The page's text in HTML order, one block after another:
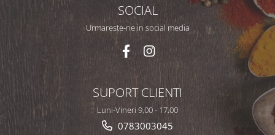
SOCIAL
Urmareste-ne in social media
SUPORT CLIENTI
Luni-Vineri 9,00 - 17,00
0783003045